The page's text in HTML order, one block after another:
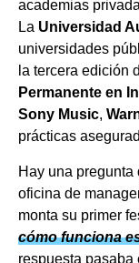
academias
La Universidad
universidades
la tercera edición
Permanente en
Sony Music,
prácticas
Hay una
oficina de
monta su primer
cómo funciona
respuesta